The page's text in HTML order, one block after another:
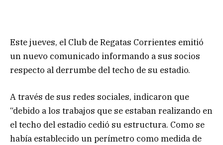
Este jueves, el Club de Regatas Corrientes emitió
un nuevo comunicado informando a sus socios
respecto al derrumbe del techo de su estadio.
A través de sus redes sociales, indicaron que
“debido a los trabajos que se estaban realizando en
el techo del estadio cedió su estructura. Como se
había establecido un perímetro como medida de